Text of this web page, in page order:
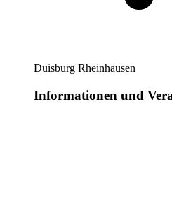
Duisburg Rheinhausen
Informationen und